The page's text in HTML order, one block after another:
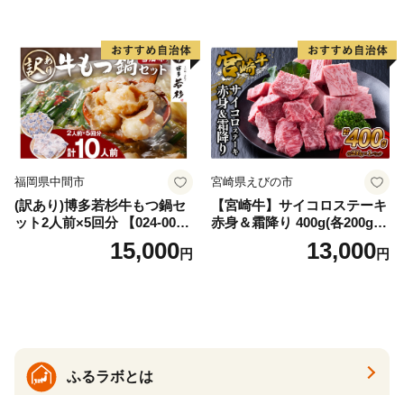
福岡県中間市
(訳あり)博多若杉牛もつ鍋セ
ット2人前×5回分 【024-002
15,000円
宮崎県えびの市
【宮崎牛】サイコロステーキ
赤身＆霜降り 400g(各200g×
１P 計2P) 真空パック 冷凍
13,000円
ふるラボとは